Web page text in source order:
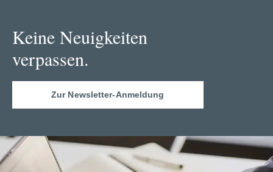
Keine Neuigkeiten
verpassen.
Zur Newsletter-Anmeldung